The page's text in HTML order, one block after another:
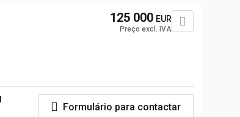
125 000 EUR
Preço excl. IVA
Formulário para contactar